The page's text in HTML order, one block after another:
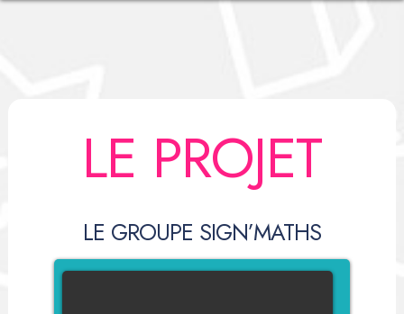
LE PROJET
LE GROUPE SIGN’MATHS